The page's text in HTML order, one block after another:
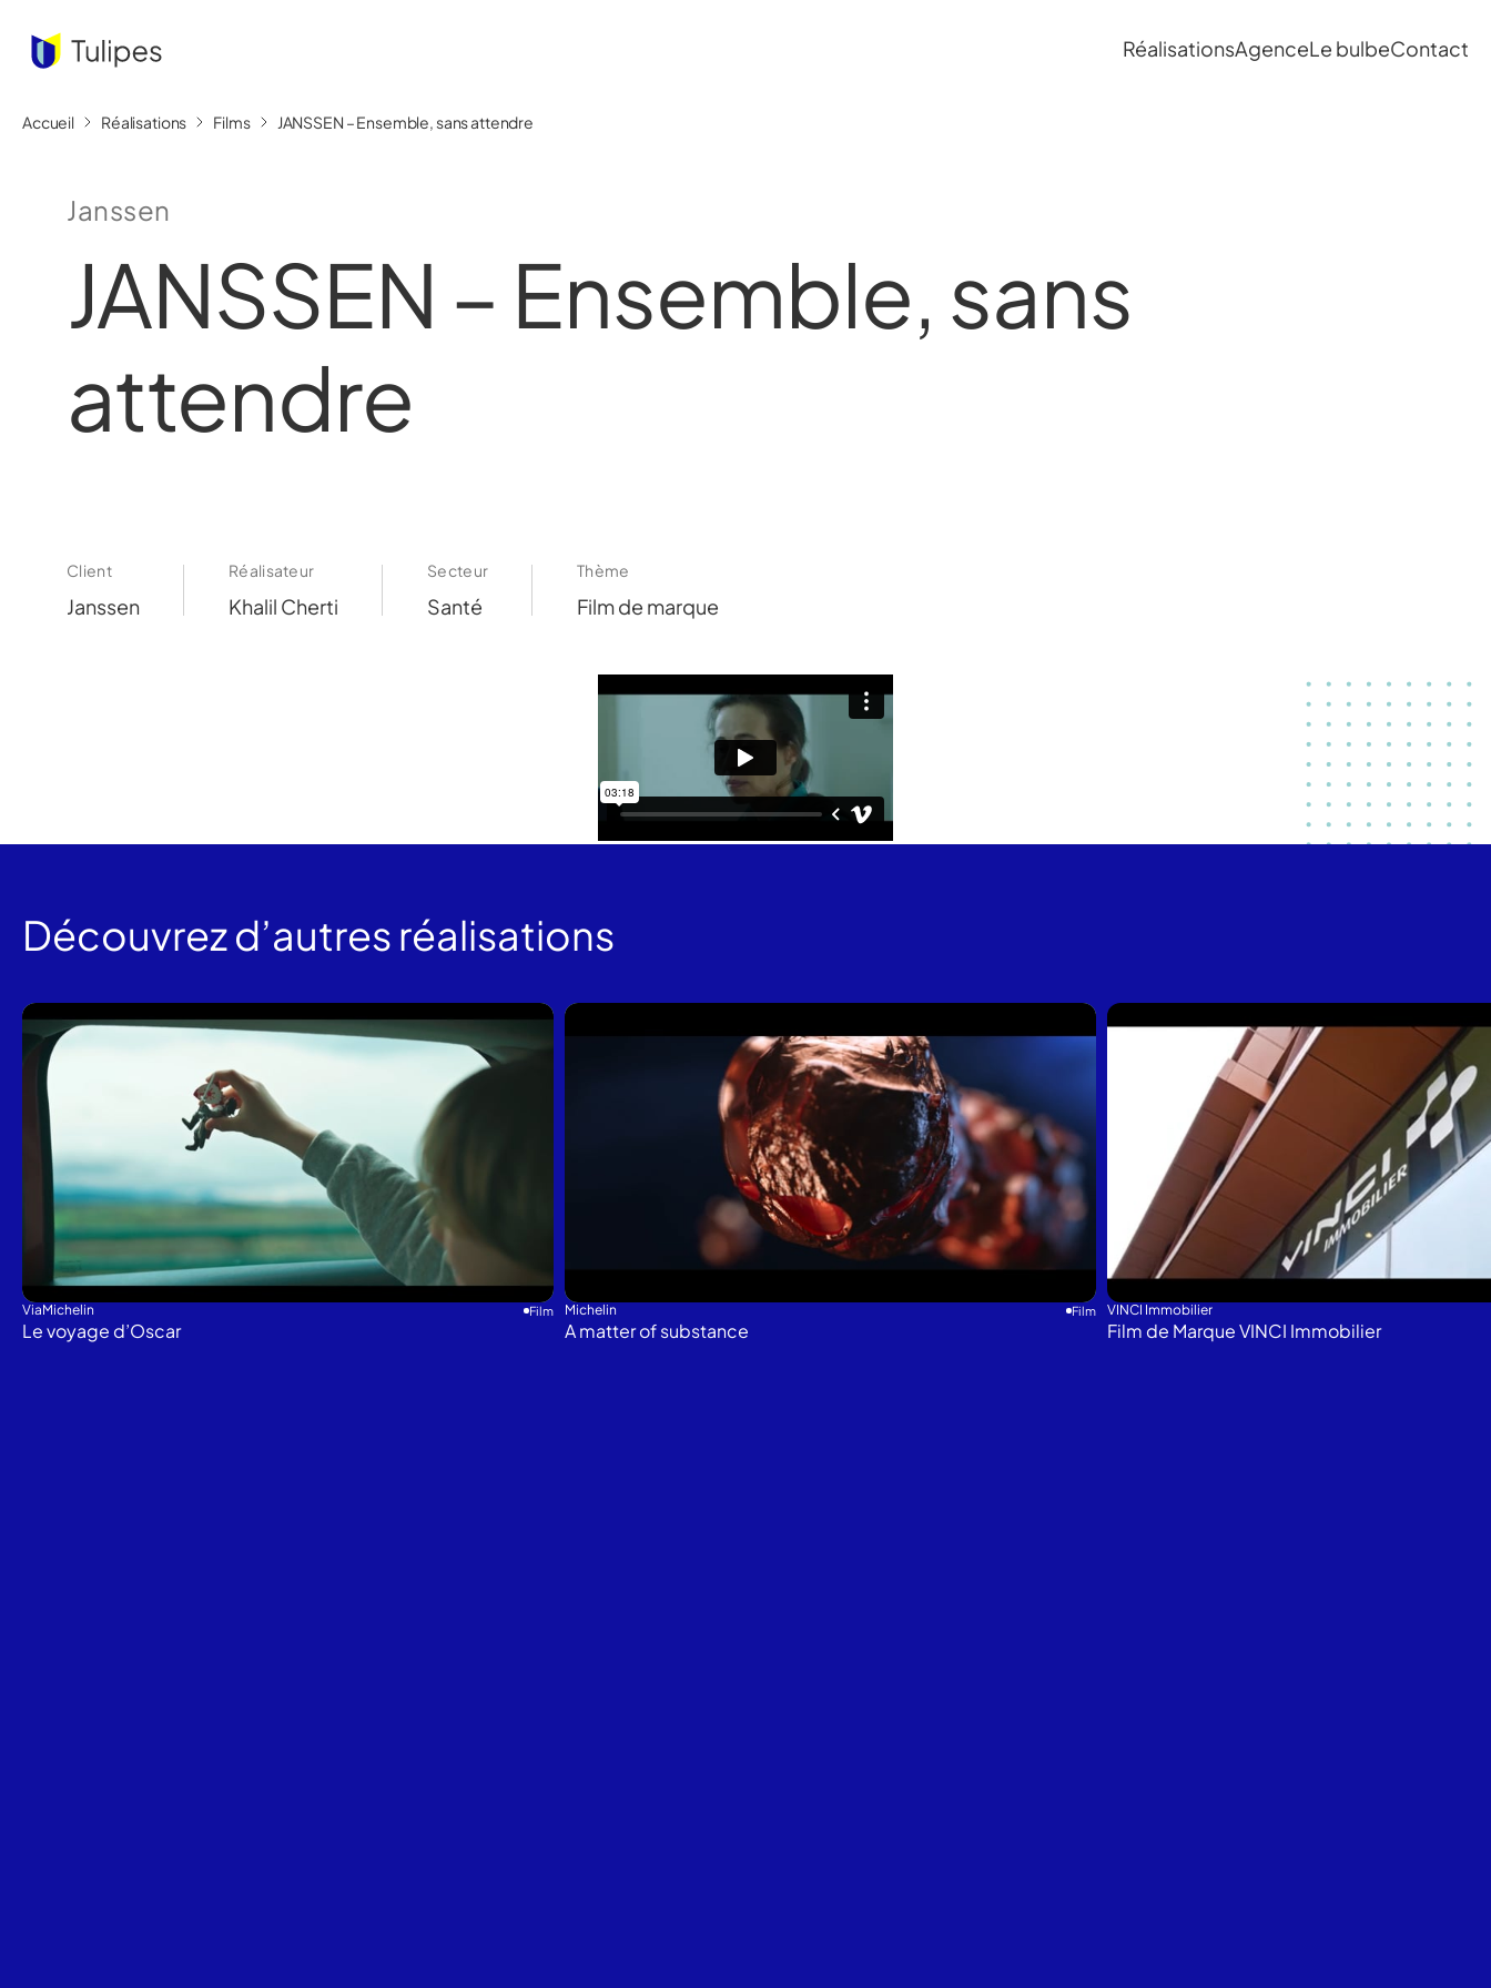
RéalisationsAgenceLe bulbeContact
Accueil Réalisations Films JANSSEN – Ensemble, sans attendre
Janssen
JANSSEN – Ensemble, sans
attendre
Client
Janssen
Réalisateur
Khalil Cherti
Secteur
Santé
Thème
Film de marque
Découvrez d’autres réalisations
ViaMichelin Film
Le voyage d’Oscar
Michelin Film
A matter of substance
VINCI Immobilier
Film de Marque VINCI Immobilier